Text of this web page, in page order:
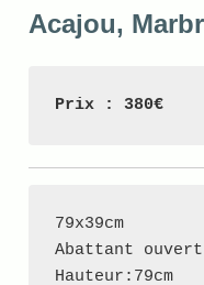
Acajou,
Prix : 380€
79x39cm
Abattant
Hauteur:79cm